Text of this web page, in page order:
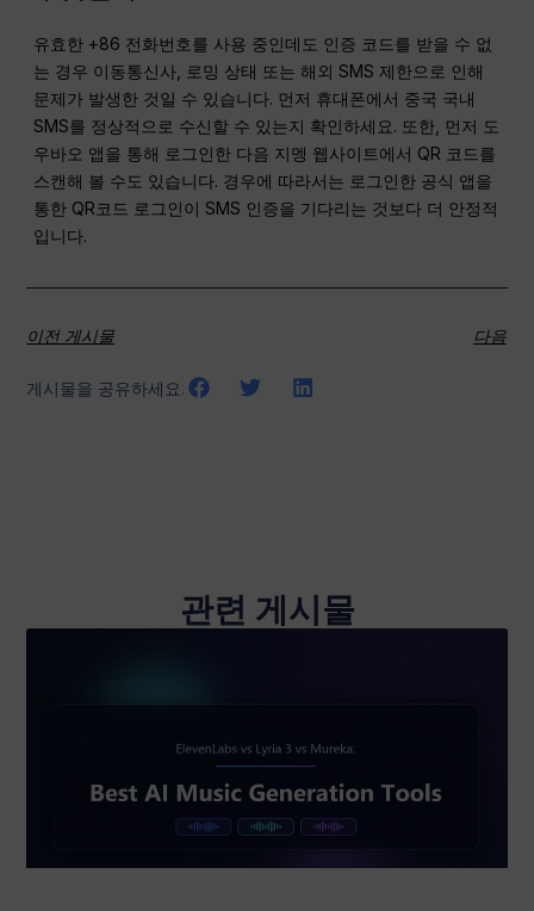
유효한 +86 전화번호를 사용 중인데도 인증 코드를 받을 수 없
는 경우 이동통신사, 로밍 상태 또는 해외 SMS 제한으로 인해
문제가 발생한 것일 수 있습니다. 먼저 휴대폰에서 중국 국내
SMS를 정상적으로 수신할 수 있는지 확인하세요. 또한, 먼저 도
우바오 앱을 통해 로그인한 다음 지멩 웹사이트에서 QR 코드를
스캔해 볼 수도 있습니다. 경우에 따라서는 로그인한 공식 앱을
통한 QR코드 로그인이 SMS 인증을 기다리는 것보다 더 안정적
입니다.
이전 게시물 다음
게시물을 공유하세요:
관련 게시물